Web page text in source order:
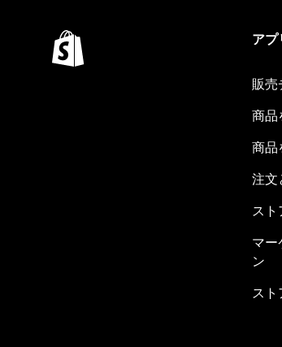
アプ
販売
商品
商品
注文
スト
マー
ン
スト